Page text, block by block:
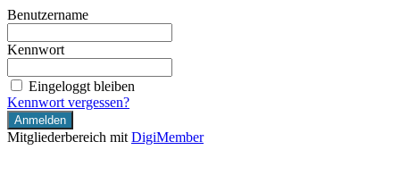
Benutzername
Kennwort
Eingeloggt bleiben
Kennwort vergessen?
Mitgliederbereich mit DigiMember